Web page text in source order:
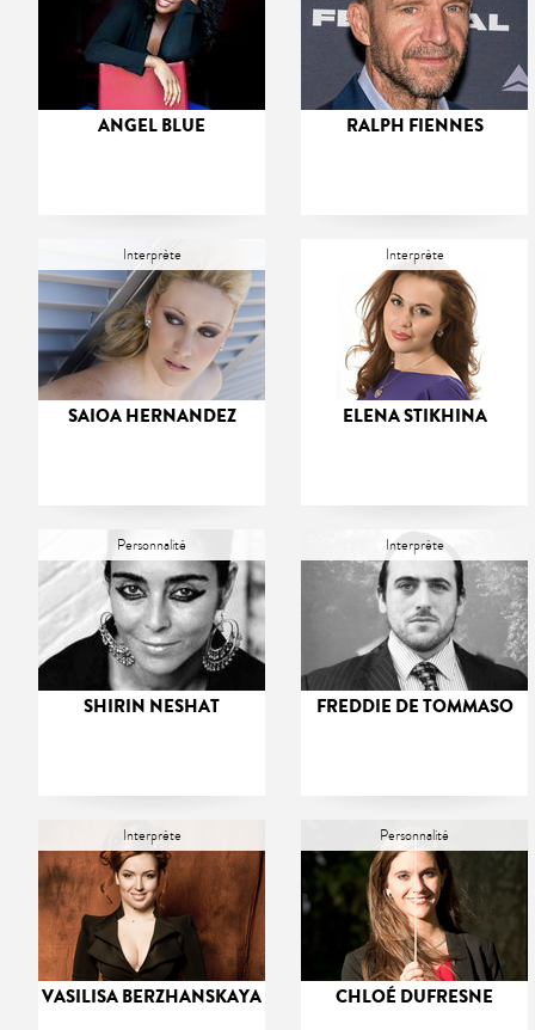
ANGEL BLUE RALPH FIENNES
Interprète
SAIOA HERNANDEZ
Interprète
ELENA STIKHINA
Personnalité
SHIRIN NESHAT
Interprète
FREDDIE DE TOMMASO
Interprète
VASILISA BERZHANSKAYA
Personnalité
CHLOÉ DUFRESNE